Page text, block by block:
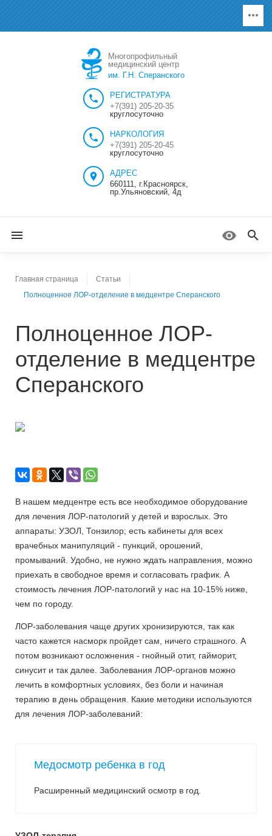
Многопрофильный
медицинский центр
им. Г.Н. Сперанского
РЕГИСТРАТУРА
+7(391) 205-20-35
круглосуточно
НАРКОЛОГИЯ
+7(391) 205-20-45
круглосуточно
АДРЕС
660111, г.Красноярск,
пр.Ульяновский, 4д
Главная страница
Статьи
Полноценное ЛОР-отделение в медцентре Сперанского
Полноценное ЛОР-
отделение в медцентре
Сперанского
В нашем медцентре есть все необходимое оборудование
для лечения ЛОР-патологий у детей и взрослых. Это
аппараты: УЗОЛ, Тонзилор; есть кабинеты для всех
врачебных манипуляций - пункций, орошений,
промываний. Удобно, не нужно ждать направления, можно
приехать в свободное время и согласовать график. А
стоимость лечения ЛОР-патологий у нас на 10-15% ниже,
чем по городу.
ЛОР-заболевания чаще других хронизируются, так как
часто кажется насморк пройдет сам, ничего страшного. А
потом возникают осложнения - гнойный отит, гайморит,
синусит и так далее. Заболевания ЛОР-органов можно
лечить в комфортных условиях, без боли и начиная
терапию в день обращения. Какие методики используются
для лечения ЛОР-заболеваний:
Медосмотр ребенка в год
Расширенный медицинский осмотр в год.